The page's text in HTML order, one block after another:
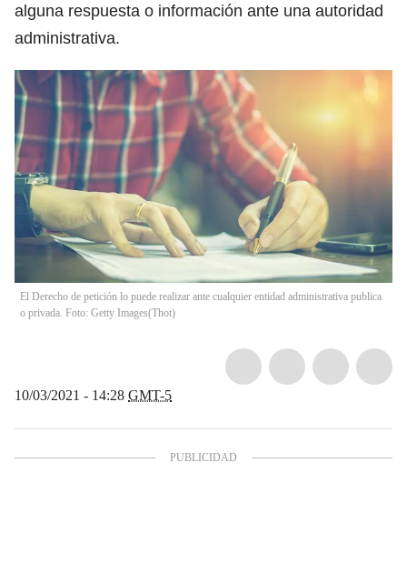
alguna respuesta o información ante una autoridad
administrativa.
El Derecho de petición lo puede realizar ante cualquier entidad administrativa publica
o privada. Foto: Getty Images(Thot)
10/03/2021 - 14:28 GMT-5